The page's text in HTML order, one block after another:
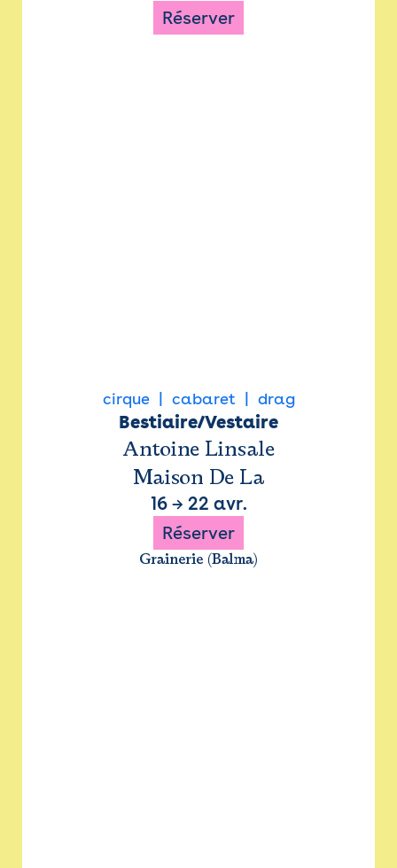
Réserver
cirque cabaret drag
Bestiaire/Vestaire
Antoine Linsale
Maison De La
16→ 22 avr.
Réserver
Grainerie (Balma)